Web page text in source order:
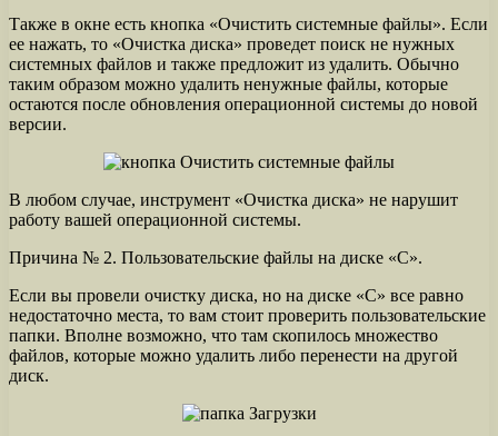
Также в окне есть кнопка «Очистить системные файлы». Если
ее нажать, то «Очистка диска» проведет поиск не нужных
системных файлов и также предложит из удалить. Обычно
таким образом можно удалить ненужные файлы, которые
остаются после обновления операционной системы до новой
версии.
В любом случае, инструмент «Очистка диска» не нарушит
работу вашей операционной системы.
Причина № 2. Пользовательские файлы на диске «С».
Если вы провели очистку диска, но на диске «С» все равно
недостаточно места, то вам стоит проверить пользовательские
папки. Вполне возможно, что там скопилось множество
файлов, которые можно удалить либо перенести на другой
диск.